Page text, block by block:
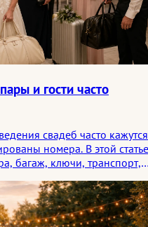
и гости часто
свадеб часто кажутся
номера. В этой статье
багаж, ключи, транспорт,
поздно.